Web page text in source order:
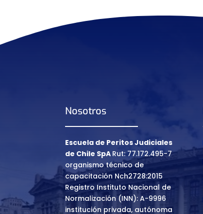
Nosotros
Escuela de Peritos Judiciales
de Chile SpA Rut: 77.172.495-7
organismo técnico de
capacitación Nch2728:2015
Registro Instituto Nacional de
Normalización (INN): A-9996
institución privada, autónoma